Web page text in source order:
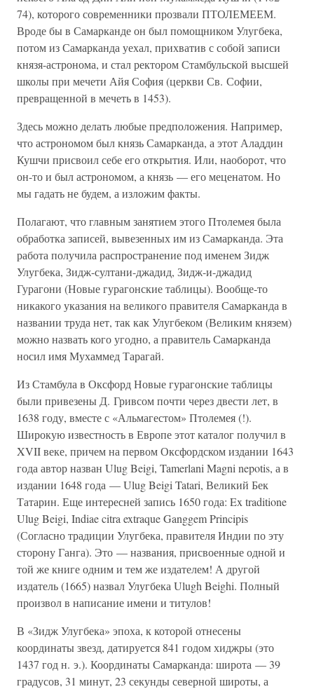
74), которого современники прозвали ПТОЛЕМЕЕМ.
Вроде бы в Самарканде он был помощником Улугбека,
потом из Самарканда уехал, прихватив с собой записи
князя-астронома, и стал ректором Стамбульской высшей
школы при мечети Айя София (церкви Св. Софии,
превращенной в мечеть в 1453).
Здесь можно делать любые предположения. Например,
что астрономом был князь Самарканда, а этот Аладдин
Кушчи присвоил себе его открытия. Или, наоборот, что
он-то и был астрономом, а князь — его меценатом. Но
мы гадать не будем, а изложим факты.
Полагают, что главным занятием этого Птолемея была
обработка записей, вывезенных им из Самарканда. Эта
работа получила распространение под именем Зидж
Улугбека, Зидж-султани-джадид, Зидж-и-джадид
Гурагони (Новые гурагонские таблицы). Вообще-то
никакого указания на великого правителя Самарканда в
названии труда нет, так как Улугбеком (Великим князем)
можно назвать кого угодно, а правитель Самарканда
носил имя Мухаммед Тарагай.
Из Стамбула в Оксфорд Новые гурагонские таблицы
были привезены Д. Гривсом почти через двести лет, в
1638 году, вместе с «Альмагестом» Птолемея (!).
Широкую известность в Европе этот каталог получил в
XVII веке, причем на первом Оксфордском издании 1643
года автор назван Ulug Beigi, Tamerlani Magni nepotis, а в
издании 1648 года — Ulug Beigi Tatari, Великий Бек
Татарин. Еще интересней запись 1650 года: Ex traditione
Ulug Beigi, Indiae citra extraque Ganggem Principis
(Согласно традиции Улугбека, правителя Индии по эту
сторону Ганга). Это — названия, присвоенные одной и
той же книге одним и тем же издателем! А другой
издатель (1665) назвал Улугбека Ulugh Beighi. Полный
произвол в написание имени и титулов!
В «Зидж Улугбека» эпоха, к которой отнесены
координаты звезд, датируется 841 годом хиджры (это
1437 год н. э.). Координаты Самарканда: широта — 39
градусов, 31 минут, 23 секунды северной широты, а